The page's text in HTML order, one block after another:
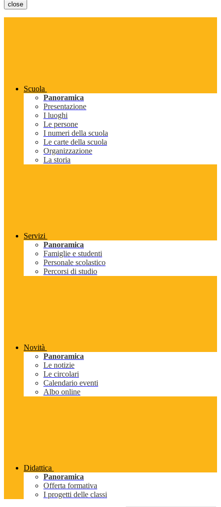
close
Scuola
Panoramica
Presentazione
I luoghi
Le persone
I numeri della scuola
Le carte della scuola
Organizzazione
La storia
Servizi
Panoramica
Famiglie e studenti
Personale scolastico
Percorsi di studio
Novità
Panoramica
Le notizie
Le circolari
Calendario eventi
Albo online
Didattica
Panoramica
Offerta formativa
I progetti delle classi